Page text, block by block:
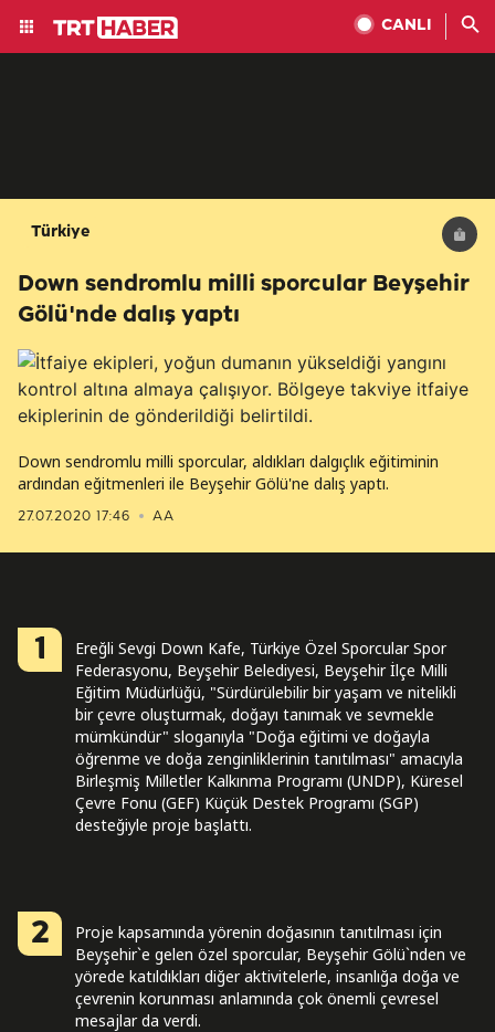
CANLI
Türkiye
Down sendromlu milli sporcular Beyşehir
Gölü'nde dalış yaptı
27.07.2020 17:46 AA
Down sendromlu milli sporcular, aldıkları dalgıçlık eğitiminin
ardından eğitmenleri ile Beyşehir Gölü'ne dalış yaptı.
1
Ereğli Sevgi Down Kafe, Türkiye Özel Sporcular Spor
Federasyonu, Beyşehir Belediyesi, Beyşehir İlçe Milli
Eğitim Müdürlüğü, "Sürdürülebilir bir yaşam ve nitelikli
bir çevre oluşturmak, doğayı tanımak ve sevmekle
mümkündür" sloganıyla "Doğa eğitimi ve doğayla
öğrenme ve doğa zenginliklerinin tanıtılması" amacıyla
Birleşmiş Milletler Kalkınma Programı (UNDP), Küresel
Çevre Fonu (GEF) Küçük Destek Programı (SGP)
desteğiyle proje başlattı.
2
Proje kapsamında yörenin doğasının tanıtılması için
Beyşehir`e gelen özel sporcular, Beyşehir Gölü`nden ve
yörede katıldıkları diğer aktivitelerle, insanlığa doğa ve
çevrenin korunması anlamında çok önemli çevresel
mesajlar da verdi.